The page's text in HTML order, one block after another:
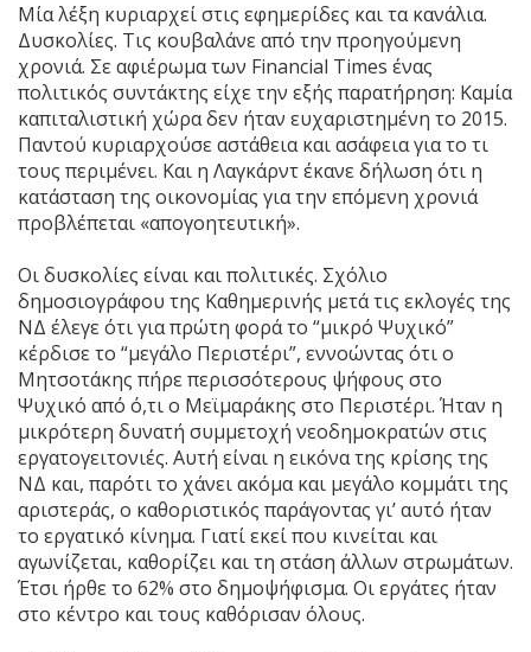
Μία λέξη κυριαρχεί στις εφημερίδες και τα κανάλια.
Δυσκολίες. Τις κουβαλάνε από την προηγούμενη
χρονιά. Σε αφιέρωμα των Financial Times ένας
πολιτικός συντάκτης είχε την εξής παρατήρηση: Καμία
καπιταλιστική χώρα δεν ήταν ευχαριστημένη το 2015.
Παντού κυριαρχούσε αστάθεια και ασάφεια για το τι
τους περιμένει. Και η Λαγκάρντ έκανε δήλωση ότι η
κατάσταση της οικονομίας για την επόμενη χρονιά
προβλέπεται «απογοητευτική».
Οι δυσκολίες είναι και πολιτικές. Σχόλιο
δημοσιογράφου της Καθημερινής μετά τις εκλογές της
ΝΔ έλεγε ότι για πρώτη φορά το “μικρό Ψυχικό”
κέρδισε το “μεγάλο Περιστέρι”, εννοώντας ότι ο
Μητσοτάκης πήρε περισσότερους ψήφους στο
Ψυχικό από ό,τι ο Μεϊμαράκης στο Περιστέρι. Ήταν η
μικρότερη δυνατή συμμετοχή νεοδημοκρατών στις
εργατογειτονιές. Αυτή είναι η εικόνα της κρίσης της
ΝΔ και, παρότι το χάνει ακόμα και μεγάλο κομμάτι της
αριστεράς, ο καθοριστικός παράγοντας γι’ αυτό ήταν
το εργατικό κίνημα. Γιατί εκεί που κινείται και
αγωνίζεται, καθορίζει και τη στάση άλλων στρωμάτων.
Έτσι ήρθε το 62% στο δημοψήφισμα. Οι εργάτες ήταν
στο κέντρο και τους καθόρισαν όλους.